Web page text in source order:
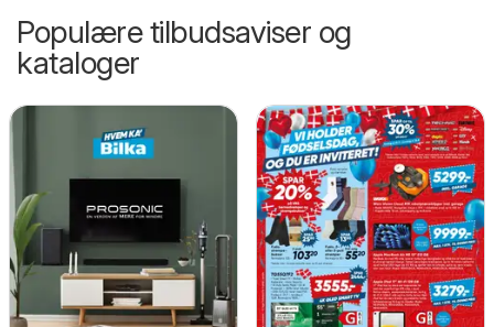
Populære tilbudsaviser og
kataloger